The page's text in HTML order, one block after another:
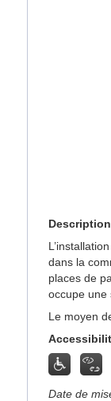
dans la
places de
occupe une
Le moyen
Date de